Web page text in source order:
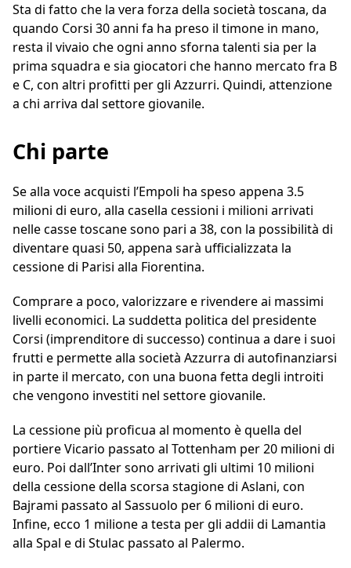
Sta di fatto che la vera forza della società toscana, da
quando Corsi 30 anni fa ha preso il timone in mano,
resta il vivaio che ogni anno sforna talenti sia per la
prima squadra e sia giocatori che hanno mercato fra B
e C, con altri profitti per gli Azzurri. Quindi, attenzione
a chi arriva dal settore giovanile.
Chi parte
Se alla voce acquisti l’Empoli ha speso appena 3.5
milioni di euro, alla casella cessioni i milioni arrivati
nelle casse toscane sono pari a 38, con la possibilità di
diventare quasi 50, appena sarà ufficializzata la
cessione di Parisi alla Fiorentina.
Comprare a poco, valorizzare e rivendere ai massimi
livelli economici. La suddetta politica del presidente
Corsi (imprenditore di successo) continua a dare i suoi
frutti e permette alla società Azzurra di autofinanziarsi
in parte il mercato, con una buona fetta degli introiti
che vengono investiti nel settore giovanile.
La cessione più proficua al momento è quella del
portiere Vicario passato al Tottenham per 20 milioni di
euro. Poi dall’Inter sono arrivati gli ultimi 10 milioni
della cessione della scorsa stagione di Aslani, con
Bajrami passato al Sassuolo per 6 milioni di euro.
Infine, ecco 1 milione a testa per gli addii di Lamantia
alla Spal e di Stulac passato al Palermo.